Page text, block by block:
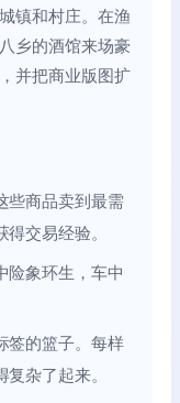
镇和村庄。在渔
乡的酒馆来场豪
并把商业版图扩
些商品卖到最需
交易经验。
险象环生，车中
签的篮子。每样
杂了起来。